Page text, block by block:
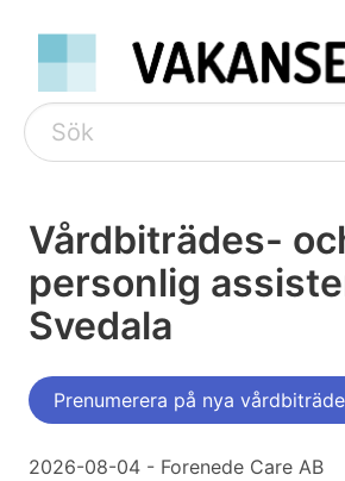
Vårdbiträdes-
personlig
Svedala
Prenumerera på nya
2026-08-04 - Forenede Care AB